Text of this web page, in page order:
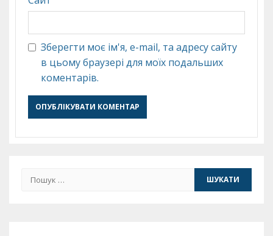
Зберегти моє ім'я, e-mail, та адресу сайту
в цьому браузері для моїх подальших
коментарів.
Пошук: